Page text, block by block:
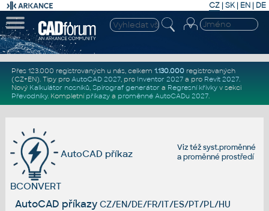
CZ | SK| EN | DE
Přes 123.000 registrovaných u nás, celkem 1.130.000registrovaných
(CZ+EN). Tipy pro AutoCAD 2027, pro Inventor 2027a pro Revit 2027.
Nový Kalkulátor nosníků, Spirograf generátor a Regresní křivkyv sekci
Převodníky. Kompletní příkazya proměnné AutoCADu 2027.
Viz téžsyst.proměnné
aproměnné prostředí
AutoCAD příkaz
BCONVERT
AutoCAD příkazy CZ/EN/DE/FR/IT/ES/PT/PL/HU